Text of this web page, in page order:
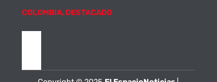
COLOMBIA, DESTACADO